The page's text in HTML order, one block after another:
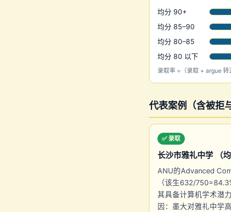
均分 90+
均分 85–90
均分 80–85
均分 80 以下
录取率 =（录取 + argue 转
代表案例（含被拒
✅ 录取
长沙市雅礼中学 （
ANU的Advanced
（该生632/
其具备计算机学术潜
因：墨大对雅礼中学